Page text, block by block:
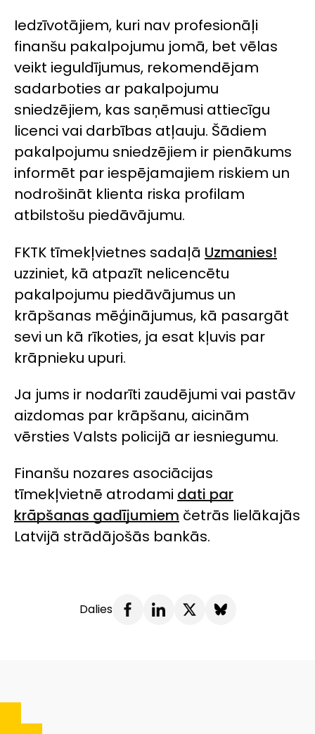
Iedzīvotājiem, kuri nav profesionāļi
finanšu pakalpojumu jomā, bet vēlas
veikt ieguldījumus, rekomendējam
sadarboties ar pakalpojumu
sniedzējiem, kas saņēmusi attiecīgu
licenci vai darbības atļauju. Šādiem
pakalpojumu sniedzējiem ir pienākums
informēt par iespējamajiem riskiem un
nodrošināt klienta riska profilam
atbilstošu piedāvājumu.
FKTK tīmekļvietnes sadaļā Uzmanies!
uzziniet, kā atpazīt nelicencētu
pakalpojumu piedāvājumus un
krāpšanas mēģinājumus, kā pasargāt
sevi un kā rīkoties, ja esat kļuvis par
krāpnieku upuri.
Ja jums ir nodarīti zaudējumi vai pastāv
aizdomas par krāpšanu, aicinām
vērsties Valsts policijā ar iesniegumu.
Finanšu nozares asociācijas
tīmekļvietnē atrodami dati par
krāpšanas gadījumiem četrās lielākajās
Latvijā strādājošās bankās.
Dalies